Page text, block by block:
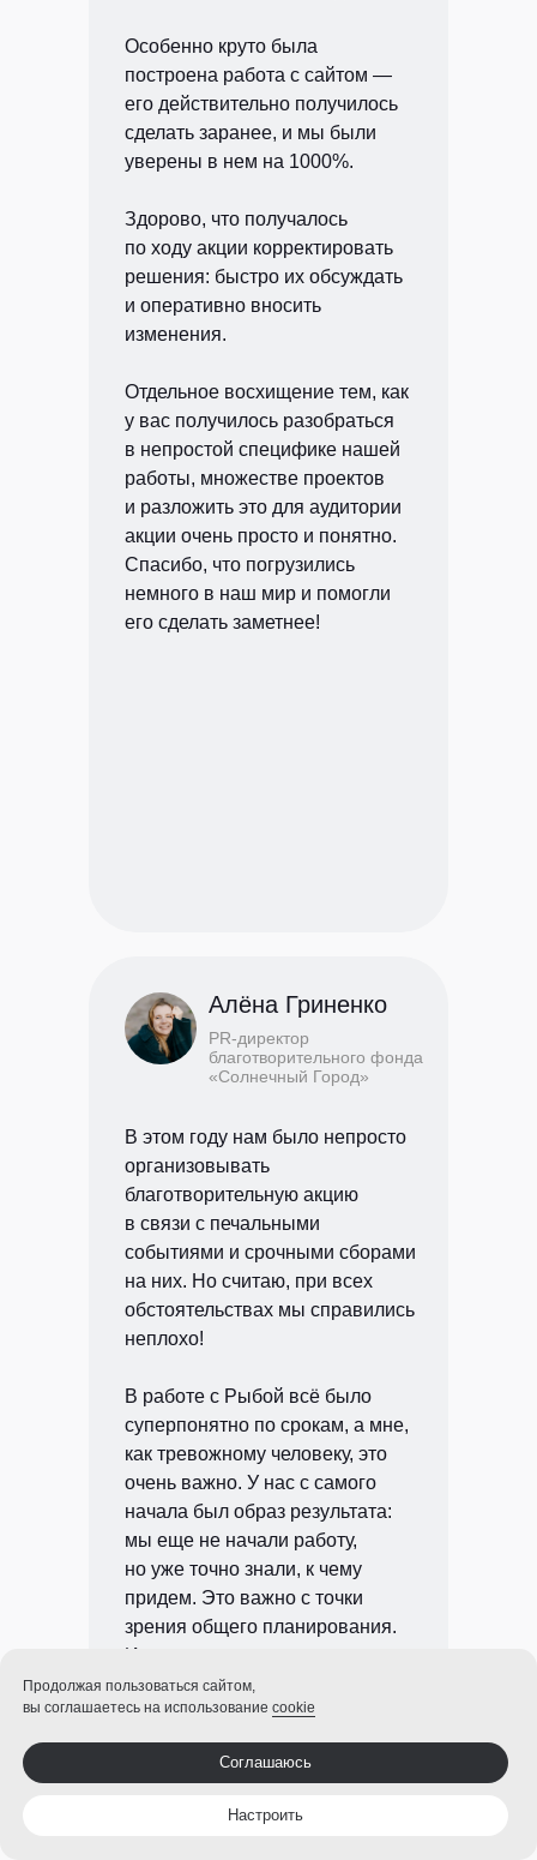
Продолжая пользоваться сайтом,
вы соглашаетесь на использование cookie
Соглашаюсь
Настроить
Особенно круто была
построена работа с сайтом —
его действительно получилось
сделать заранее, и мы были
уверены в нем на 1000%.
Здорово, что получалось
по ходу акции корректировать
решения: быстро их обсуждать
и оперативно вносить
изменения.
Отдельное восхищение тем, как
у вас получилось разобраться
в непростой специфике нашей
работы, множестве проектов
и разложить это для аудитории
акции очень просто и понятно.
Спасибо, что погрузились
немного в наш мир и помогли
его сделать заметнее!
В этом году нам было непросто
организовывать
благотворительную акцию
в связи с печальными
событиями и срочными сборами
на них. Но считаю, при всех
обстоятельствах мы справились
неплохо!
В работе с Рыбой всё было
суперпонятно по срокам, а мне,
как тревожному человеку, это
очень важно. У нас с самого
начала был образ результата:
мы еще не начали работу,
но уже точно знали, к чему
придем. Это важно с точки
зрения общего планирования.
И мне понравился результат,
в том числе по выходам в СМИ
и блогах.
Алёна Гриненко
PR-директор
благотворительного фонда
«Солнечный Город»